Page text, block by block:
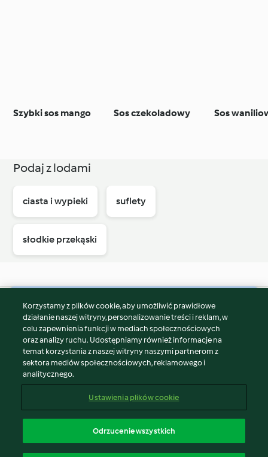
Szybki sos mango Sos czekoladowy Sos
Podaj z lodami
ciasta i wypieki suflety
słodkie przekąski
© Copyright 2026
Warunki korzystania
Polityka prywatności
Disclaimer
Znak wydawcy
Zgłoś treść
Oświadczenie o dostępności
Korzystamy z plików cookie, aby umożliwić prawidłowe
działanie naszej witryny, personalizowanie treści i reklam, w
celu zapewnienia funkcji w mediach społecznościowych
oraz analizy ruchu. Udostępniamy również informacje na
temat korzystania z naszej witryny naszymi partnerom z
sektora mediów społecznościowych, reklamowego i
analitycznego.
Ustawienia plików cookie
Odrzucenie wszystkich